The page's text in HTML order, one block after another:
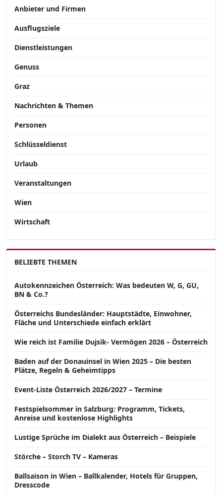
Anbieter und Firmen
Ausflugsziele
Dienstleistungen
Genuss
Graz
Nachrichten & Themen
Personen
Schlüsseldienst
Urlaub
Veranstaltungen
Wien
Wirtschaft
BELIEBTE THEMEN
Autokennzeichen Österreich: Was bedeuten W, G, GU,
BN & Co.?
Österreichs Bundesländer: Hauptstädte, Einwohner,
Fläche und Unterschiede einfach erklärt
Wie reich ist Familie Dujsik- Vermögen 2026 – Österreich
Baden auf der Donauinsel in Wien 2025 – Die besten
Plätze, Regeln & Geheimtipps
Event-Liste Österreich 2026/2027 – Termine
Festspielsommer in Salzburg: Programm, Tickets,
Anreise und kostenlose Highlights
Lustige Sprüche im Dialekt aus Österreich – Beispiele
Störche – Storch TV – Kameras
Ballsaison in Wien – Ballkalender, Hotels für Gruppen,
Dresscode